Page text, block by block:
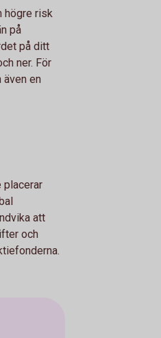
högre risk
på
på ditt
ner. För
även en
placerar
att
och